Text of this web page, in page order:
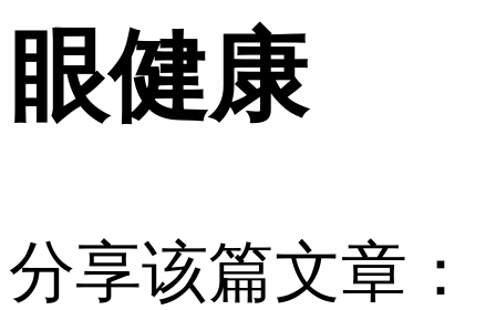
眼健康
分享该篇文章：